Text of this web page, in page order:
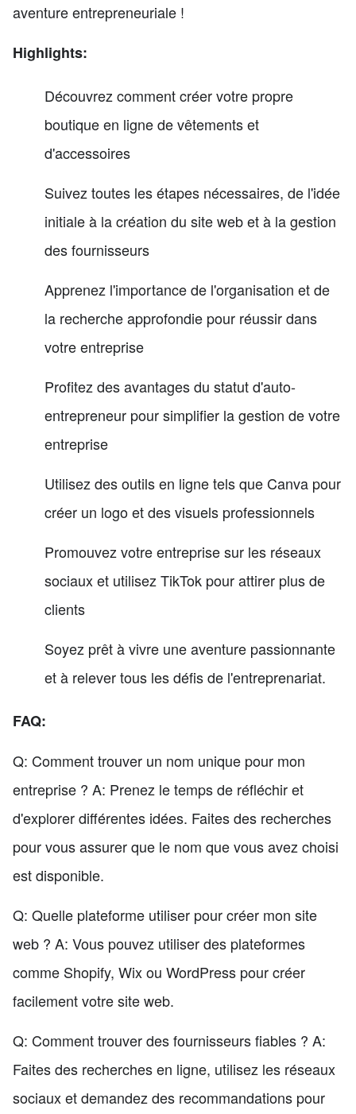
aventure entrepreneuriale !
Highlights:
Découvrez comment créer votre propre
boutique en ligne de vêtements et
d'accessoires
Suivez toutes les étapes nécessaires, de l'idée
initiale à la création du site web et à la gestion
des fournisseurs
Apprenez l'importance de l'organisation et de
la recherche approfondie pour réussir dans
votre entreprise
Profitez des avantages du statut d'auto-
entrepreneur pour simplifier la gestion de votre
entreprise
Utilisez des outils en ligne tels que Canva pour
créer un logo et des visuels professionnels
Promouvez votre entreprise sur les réseaux
sociaux et utilisez TikTok pour attirer plus de
clients
Soyez prêt à vivre une aventure passionnante
et à relever tous les défis de l'entreprenariat.
FAQ:
Q: Comment trouver un nom unique pour mon
entreprise ? A: Prenez le temps de réfléchir et
d'explorer différentes idées. Faites des recherches
pour vous assurer que le nom que vous avez choisi
est disponible.
Q: Quelle plateforme utiliser pour créer mon site
web ? A: Vous pouvez utiliser des plateformes
comme Shopify, Wix ou WordPress pour créer
facilement votre site web.
Q: Comment trouver des fournisseurs fiables ? A:
Faites des recherches en ligne, utilisez les réseaux
sociaux et demandez des recommandations pour